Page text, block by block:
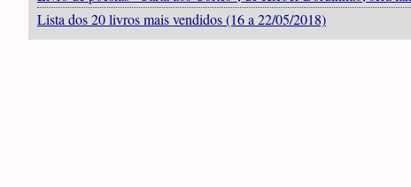
Lista dos 20 livros mais vendidos (16 a 22/05/2018)